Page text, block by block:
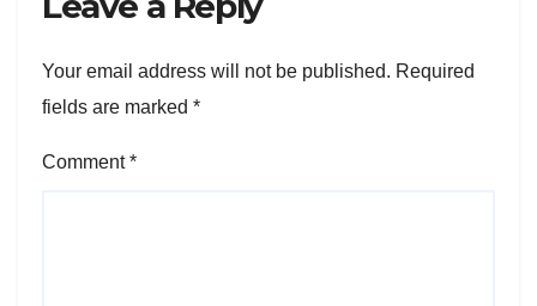
Your email address will not be published. Required
fields are marked *
Comment*